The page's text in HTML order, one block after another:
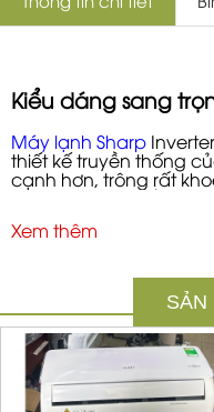
Thông tin chi tiết
Kiểu dáng sang
Máy lạnh Sharp
thiết kế truyền thống
cạnh hơn, trông rất
Công suất 1 HP phù
Xem thêm
SẢN